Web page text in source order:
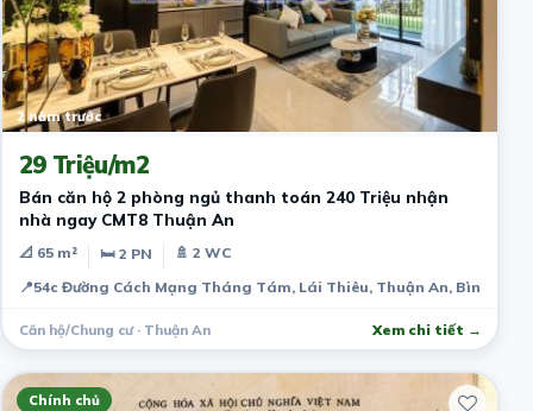
2 năm trước
29 Triệu/m2
Bán căn hộ 2 phòng ngủ thanh toán 240 Triệu nhận
nhà ngay CMT8 Thuận An
📐 65 m² 🛏 2 PN
🚿 2 WC
📍54c Đường Cách Mạng Tháng Tám, Lái Thiêu, Thuận An, Bình
Căn hộ/Chung cư · Thuận An Xem chi tiết →
Chính chủ